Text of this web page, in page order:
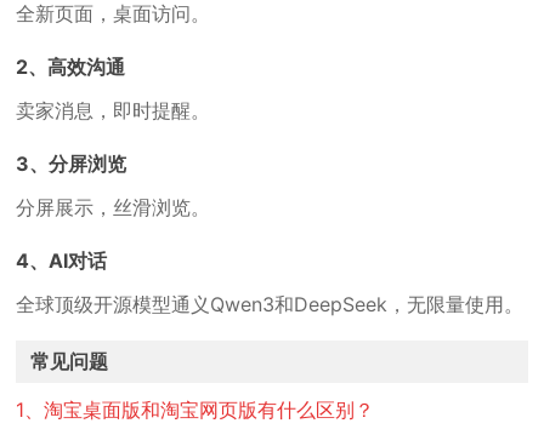
全新页面，桌面访问。
2、高效沟通
卖家消息，即时提醒。
3、分屏浏览
分屏展示，丝滑浏览。
4、AI对话
全球顶级开源模型通义Qwen3和DeepSeek，无限量使用。
常见问题
1、淘宝桌面版和淘宝网页版有什么区别？